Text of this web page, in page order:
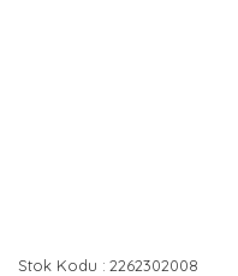
Stok Kodu 2262302008